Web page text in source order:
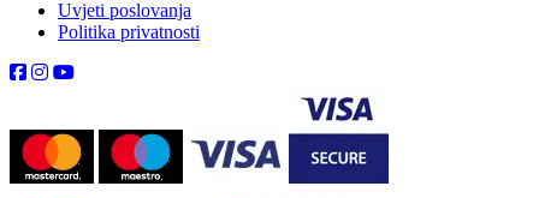
Uvjeti poslovanja
Politika privatnosti